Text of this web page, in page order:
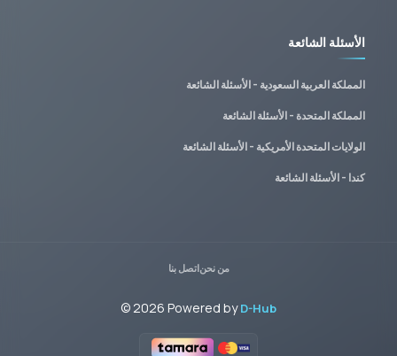
الأسئلة الشائعة
المملكة العربية السعودية - الأسئلة الشائعة
المملكة المتحدة - الأسئلة الشائعة
الولايات المتحدة الأمريكية - الأسئلة الشائعة
كندا - الأسئلة الشائعة
من نحناتصل بنا
©2026Powered byD-Hub